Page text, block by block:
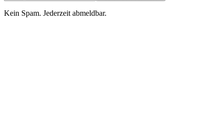
Kein Spam. Jederzeit abmeldbar.